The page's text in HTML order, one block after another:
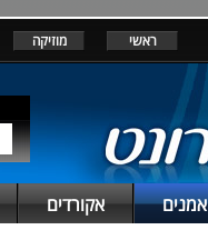
ראשי מוזיקה
אמנים אקורדים